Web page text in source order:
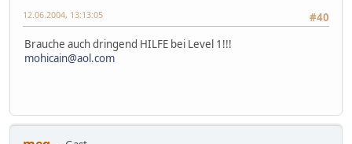
#40
12.06.2004, 13:13:05
Brauche auch dringend HILFE bei Level 1!!!
mohicain@aol.com